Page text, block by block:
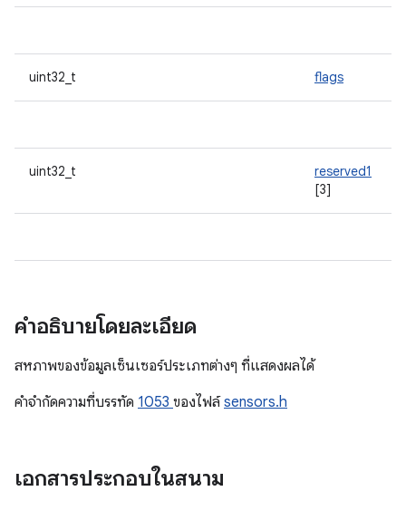
uint32_t flags
uint32_t
reserved1
[3]
คำอธิบายโดยละเอียด
สหภาพของข้อมูลเซ็นเซอร์ประเภทต่างๆ ที่แสดงผลได้
คําจํากัดความที่บรรทัด 1053 ของไฟล์sensors.h
เอกสารประกอบในสนาม